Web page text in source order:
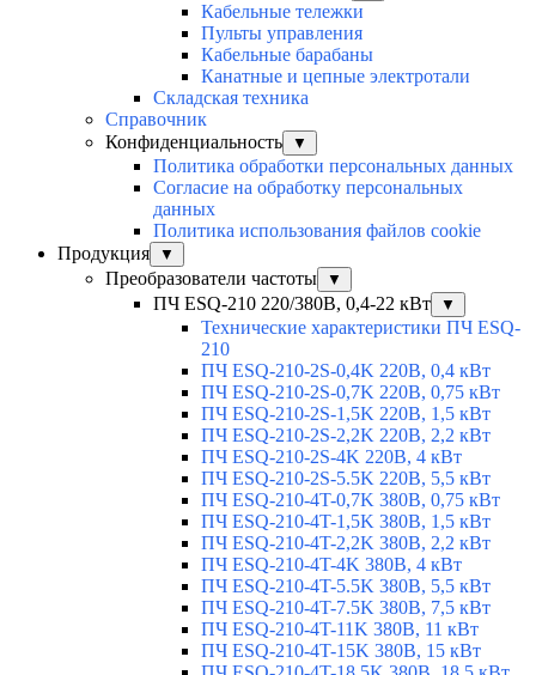
Кабельные тележки
Пульты управления
Кабельные барабаны
Канатные и цепные электротали
Складская техника
Справочник
Конфиденциальность
▼
Политика обработки персональных данных
Согласие на обработку персональных
данных
Политика использования файлов cookie
Продукция
▼
Преобразователи частоты ▼
ПЧ ESQ-210 220/380В, 0,4-22 кВт ▼
Технические характеристики ПЧ ESQ-
210
ПЧ ESQ-210-2S-0,4K 220В, 0,4 кВт
ПЧ ESQ-210-2S-0,7K 220В, 0,75 кВт
ПЧ ESQ-210-2S-1,5K 220В, 1,5 кВт
ПЧ ESQ-210-2S-2,2K 220В, 2,2 кВт
ПЧ ESQ-210-2S-4K 220В, 4 кВт
ПЧ ESQ-210-2S-5.5K 220В, 5,5 кВт
ПЧ ESQ-210-4T-0,7K 380В, 0,75 кВт
ПЧ ESQ-210-4T-1,5K 380В, 1,5 кВт
ПЧ ESQ-210-4T-2,2K 380В, 2,2 кВт
ПЧ ESQ-210-4T-4K 380В, 4 кВт
ПЧ ESQ-210-4T-5.5K 380В, 5,5 кВт
ПЧ ESQ-210-4T-7.5K 380В, 7,5 кВт
ПЧ ESQ-210-4T-11K 380В, 11 кВт
ПЧ ESQ-210-4T-15K 380В, 15 кВт